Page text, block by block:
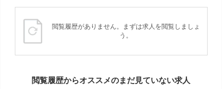
閲覧履歴がありません。まずは求人を閲覧しましょ
う。
閲覧履歴からオススメのまだ見ていない求人